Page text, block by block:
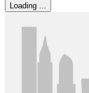
Loading ...